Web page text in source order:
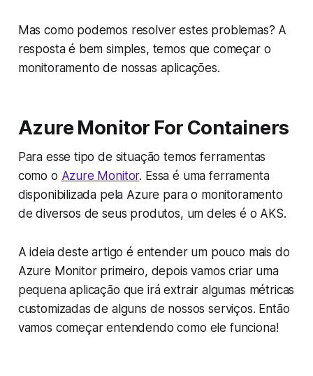
Mas como podemos resolver estes problemas? A
resposta é bem simples, temos que começar o
monitoramento de nossas aplicações.
Azure Monitor For Containers
Para esse tipo de situação temos ferramentas
como o Azure Monitor. Essa é uma ferramenta
disponibilizada pela Azure para o monitoramento
de diversos de seus produtos, um deles é o AKS.
A ideia deste artigo é entender um pouco mais do
Azure Monitor primeiro, depois vamos criar uma
pequena aplicação que irá extrair algumas métricas
customizadas de alguns de nossos serviços. Então
vamos começar entendendo como ele funciona!